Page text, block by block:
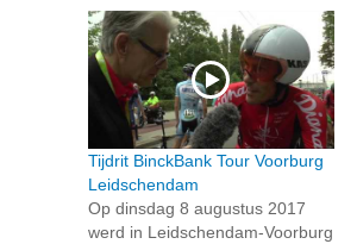
Tijdrit BinckBank Tour Voorburg
Leidschendam
Op dinsdag 8 augustus 2017
werd in Leidschendam-Voorburg